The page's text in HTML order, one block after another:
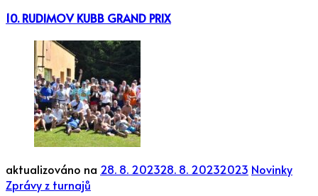
10. RUDIMOV KUBB GRAND PRIX
aktualizováno na 28. 8. 202328. 8. 20232023 Novinky
Zprávy z turnajů